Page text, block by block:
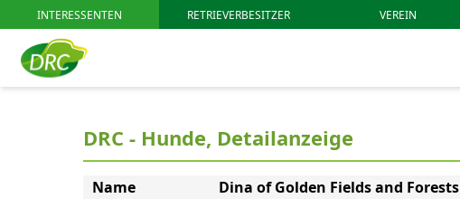
INTERESSENTEN RETRIEVERBESITZER VEREIN
DRC - Hunde, Detailanzeige
Name
Dina of Golden Fields and Forests